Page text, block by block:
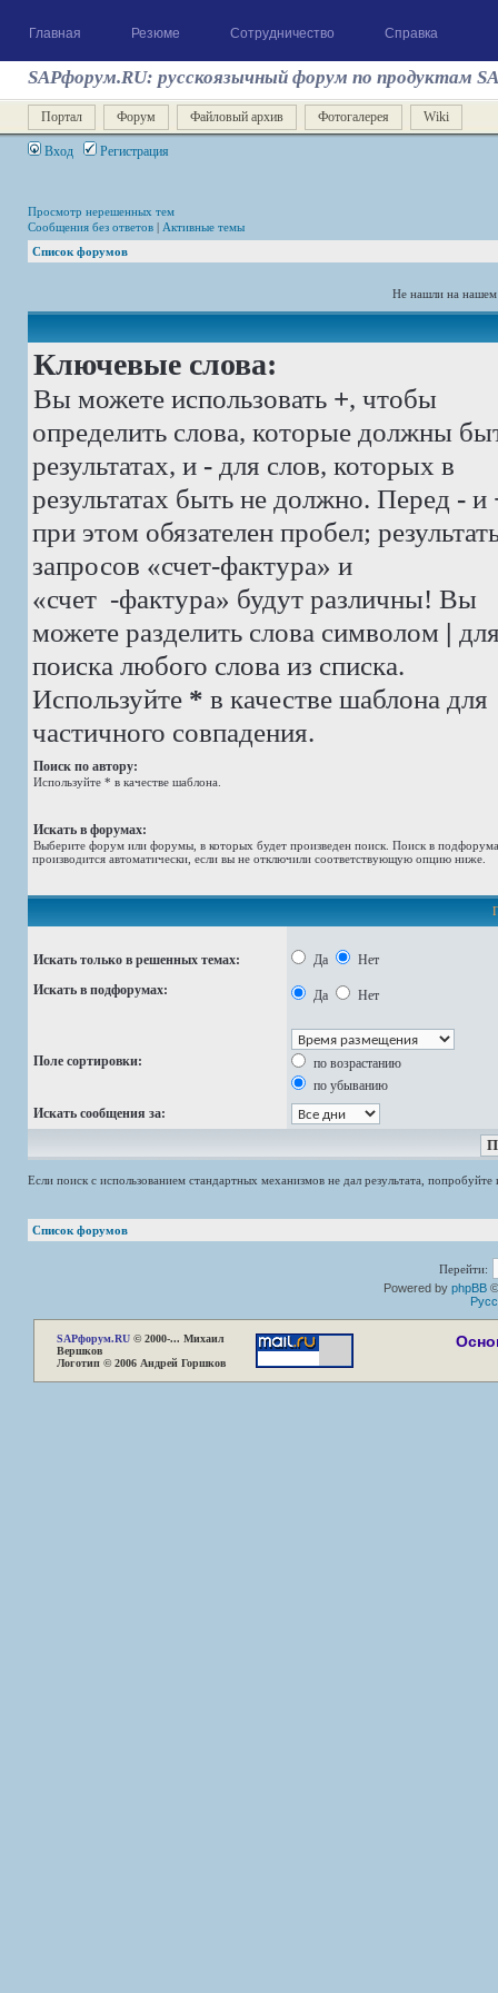
Главная Резюме Сотрудничество Справка
SAPфорум.RU: русскоязычный форум по продуктам
Портал Форум Файловый архив Фотогалерея Wiki
Вход Регистрация
Просмотр нерешенных тем
Сообщения без ответов | Активные темы
Список форумов
Не нашли на
Ключевые слова:
Вы можете использовать +, чтобы
определить слова, которые должны
результатах, и - для слов, которых в
результатах быть не должно. Перед - и
при этом обязателен пробел;
запросов «счет-фактура» и
«счет -фактура» будут различны! Вы
можете разделить слова символом |
поиска любого слова из списка.
Используйте * в качестве шаблона для
частичного совпадения.
Поиск по автору:
Используйте * в качестве шаблона.
Искать в форумах:
Выберите форум или форумы, в которых будет произведен поиск. Поиск в
производится автоматически, если вы не отключили соответствующую опцию ниже.
Искать только в решенных темах:
Искать в подфорумах:
Да Нет
Да Нет
Поле сортировки:
по возрастанию
по убыванию
Искать сообщения за:
Если поиск с использованием стандартных механизмов не дал результата,
Список форумов
Перейти:
Powered by phpBB
SAPфорум.RU © 2000-... Михаил
Вершков
Логотип © 2006 Андрей Горшков